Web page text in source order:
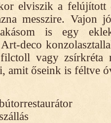
elviszik a felújított
messzire. Vajon
is egy
deco
vagy zsírkréta
amit őseink is féltve